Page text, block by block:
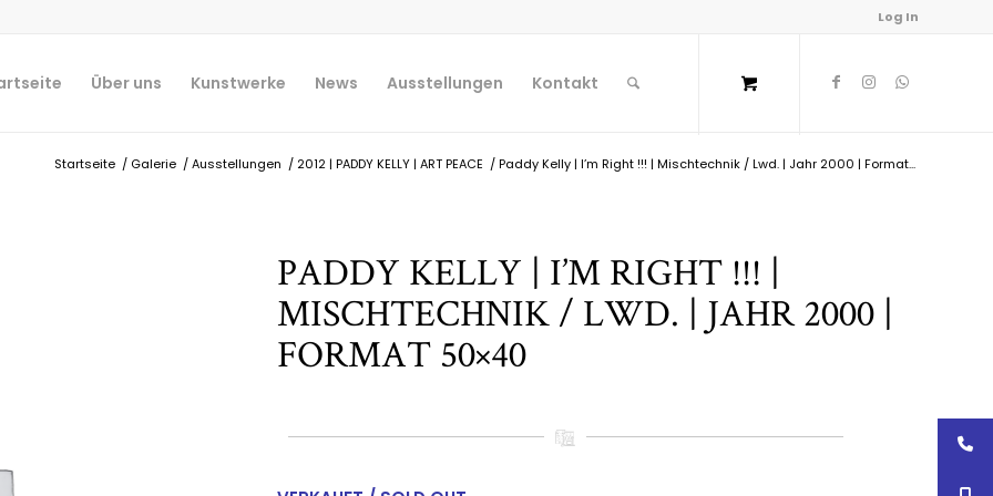
Log In
Über uns Kunstwerke News Ausstellungen Kontakt
Startseite / Galerie /Ausstellungen / 2012 | PADDY KELLY | ART PEACE /Paddy Kelly | I’m Right !!! | Mischtechnik / Lwd. | Jahr 2000 | Format...
PADDY KELLY | I’M RIGHT !!! |
MISCHTECHNIK / LWD. | JAHR 2000 |
FORMAT 50×40